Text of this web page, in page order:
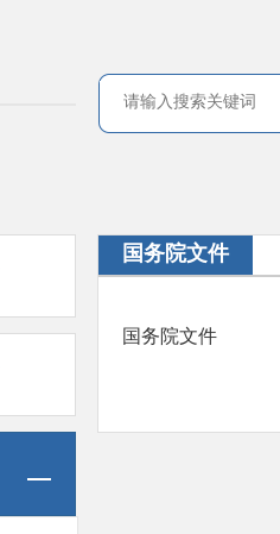
国务院文件
国务院文件